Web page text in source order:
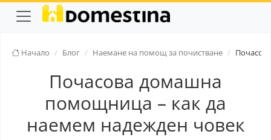
Начало Блог Наемане на помощ за почистване
Почасова домашна
помощница – как да
наемем надежден човек